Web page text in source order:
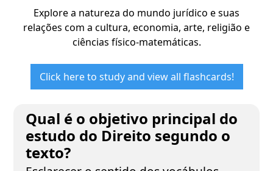
Explore a natureza do mundo jurídico e suas
relações com a cultura, economia, arte, religião e
ciências físico-matemáticas.
Click here to study and view all flashcards!
Qual é o objetivo principal do
estudo do Direito segundo o
texto?